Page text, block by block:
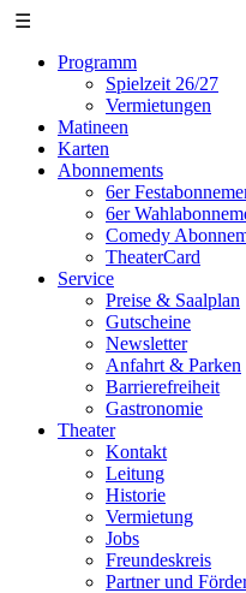
☰
Programm
Spielzeit 26/27
Vermietungen
Matineen
Karten
Abonnements
6er
6er
Comedy
TheaterCard
Service
Preise & Saalplan
Gutscheine
Newsletter
Anfahrt & Parken
Barrierefreiheit
Gastronomie
Theater
Kontakt
Leitung
Historie
Vermietung
Jobs
Freundeskreis
Partner und